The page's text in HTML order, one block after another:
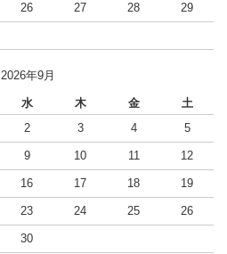
26 27 28 29
2026年9月
水 木 金
土
2 3 4 5
9 10 11 12
16 17 18 19
23 24 25 26
30